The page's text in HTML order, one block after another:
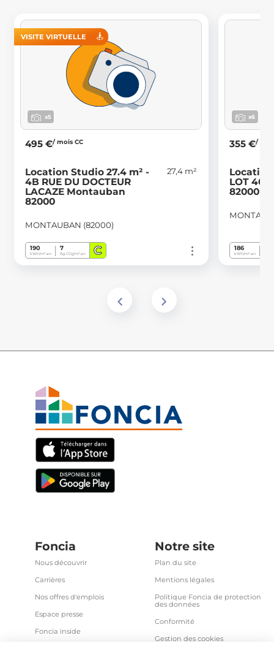
VISITE VIRTUELLE
x5
495 €/ mois CC
Location Studio 27.4 m² -
4B RUE DU DOCTEUR
LACAZE Montauban
82000
27,4 m²
MONTAUBAN (82000)
190
kWh/m².an
7
Kg CO2/m².an C
x6
355 €/
Location
LOT 40
82000
186
kWh/m².an
Foncia
Nous découvrir
Carrières
Nos offres d'emplois
Espace presse
Foncia inside
Notre site
Plan du site
Mentions légales
Politique Foncia de protection
des données
Conformité
Gestion des cookies